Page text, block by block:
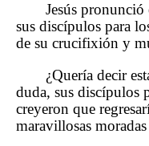
Jesús pronunció
sus discípulos para
de su crucifixión y
¿Quería decir
duda, sus discípulos
creyeron que
maravillosas